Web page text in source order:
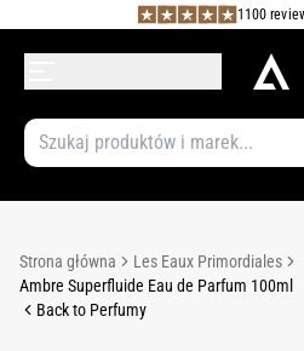
1100
Strona główna
Les Eaux Primordiales
Ambre Superfluide Eau de Parfum 100ml
Back to Perfumy